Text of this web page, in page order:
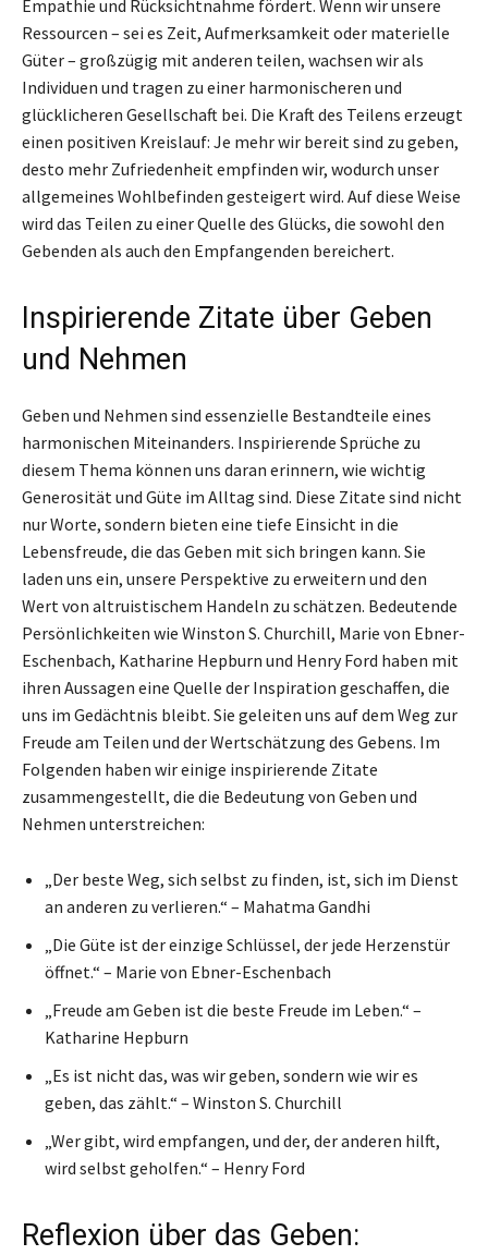
Empathie und Rücksichtnahme fördert. Wenn wir unsere
Ressourcen – sei es Zeit, Aufmerksamkeit oder materielle
Güter – großzügig mit anderen teilen, wachsen wir als
Individuen und tragen zu einer harmonischeren und
glücklicheren Gesellschaft bei. Die Kraft des Teilens erzeugt
einen positiven Kreislauf: Je mehr wir bereit sind zu geben,
desto mehr Zufriedenheit empfinden wir, wodurch unser
allgemeines Wohlbefinden gesteigert wird. Auf diese Weise
wird das Teilen zu einer Quelle des Glücks, die sowohl den
Gebenden als auch den Empfangenden bereichert.
Inspirierende Zitate über Geben
und Nehmen
Geben und Nehmen sind essenzielle Bestandteile eines
harmonischen Miteinanders. Inspirierende Sprüche zu
diesem Thema können uns daran erinnern, wie wichtig
Generosität und Güte im Alltag sind. Diese Zitate sind nicht
nur Worte, sondern bieten eine tiefe Einsicht in die
Lebensfreude, die das Geben mit sich bringen kann. Sie
laden uns ein, unsere Perspektive zu erweitern und den
Wert von altruistischem Handeln zu schätzen. Bedeutende
Persönlichkeiten wie Winston S. Churchill, Marie von Ebner-
Eschenbach, Katharine Hepburn und Henry Ford haben mit
ihren Aussagen eine Quelle der Inspiration geschaffen, die
uns im Gedächtnis bleibt. Sie geleiten uns auf dem Weg zur
Freude am Teilen und der Wertschätzung des Gebens. Im
Folgenden haben wir einige inspirierende Zitate
zusammengestellt, die die Bedeutung von Geben und
Nehmen unterstreichen:
„Der beste Weg, sich selbst zu finden, ist, sich im Dienst
an anderen zu verlieren.“ – Mahatma Gandhi
„Die Güte ist der einzige Schlüssel, der jede Herzenstür
öffnet.“ – Marie von Ebner-Eschenbach
„Freude am Geben ist die beste Freude im Leben.“ –
Katharine Hepburn
„Es ist nicht das, was wir geben, sondern wie wir es
geben, das zählt.“ – Winston S. Churchill
„Wer gibt, wird empfangen, und der, der anderen hilft,
wird selbst geholfen.“ – Henry Ford
Reflexion über das Geben: